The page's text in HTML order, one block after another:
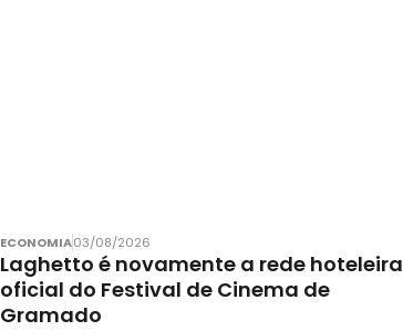
ECONOMIA03/08/2026
Laghetto é novamente a rede hoteleira
oficial do Festival de Cinema de
Gramado